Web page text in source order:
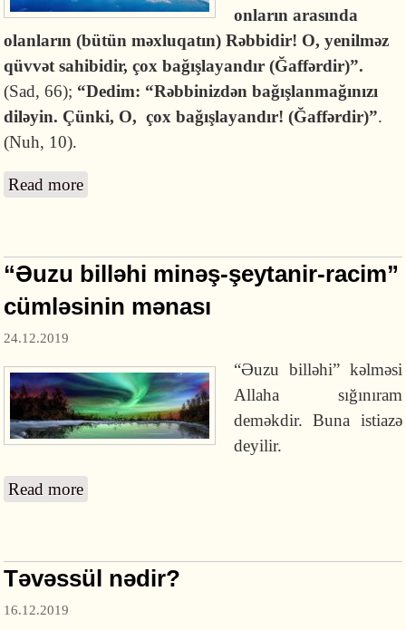
onların arasında
olanların (bütün məxluqatın) Rəbbidir! O, yenilməz
qüvvət sahibidir, çox bağışlayandır (Ğaffərdir)”.
(Sad, 66); “Dedim: “Rəbbinizdən bağışlanmağınızı
diləyin. Çünki, O, çox bağışlayandır! (Ğaffərdir)”.
(Nuh, 10).
Read more
“Əuzu billəhi minəş-şeytanir-racim”
cümləsinin mənası
24.12.2019
“Əuzu billəhi” kəlməsi
Allaha sığınıram
deməkdir. Buna istiazə
deyilir.
Read more
Təvəssül nədir?
16.12.2019